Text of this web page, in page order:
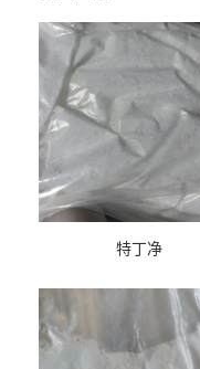
特丁净